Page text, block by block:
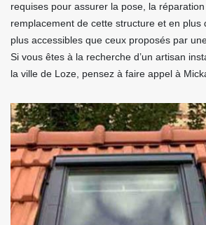
requises pour assurer la pose, la
remplacement de cette structure et en plus
plus accessibles que ceux proposés par
Si vous êtes à la recherche d’un artisan
la ville de Loze, pensez à faire appel à